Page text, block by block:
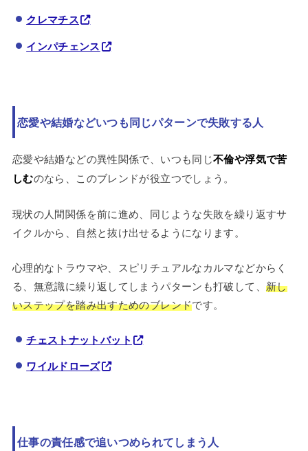
クレマチス
インパチェンス
恋愛や結婚などいつも同じパターンで失敗する人
恋愛や結婚などの異性関係で、いつも同じ不倫や浮気で苦
しむのなら、このブレンドが役立つでしょう。
現状の人間関係を前に進め、同じような失敗を繰り返すサ
イクルから、自然と抜け出せるようになります。
心理的なトラウマや、スピリチュアルなカルマなどからく
る、無意識に繰り返してしまうパターンも打破して、 新し
いステップを踏み出すためのブレンドです。
チェストナットバット
ワイルドローズ
仕事の責任感で追いつめられてしまう人